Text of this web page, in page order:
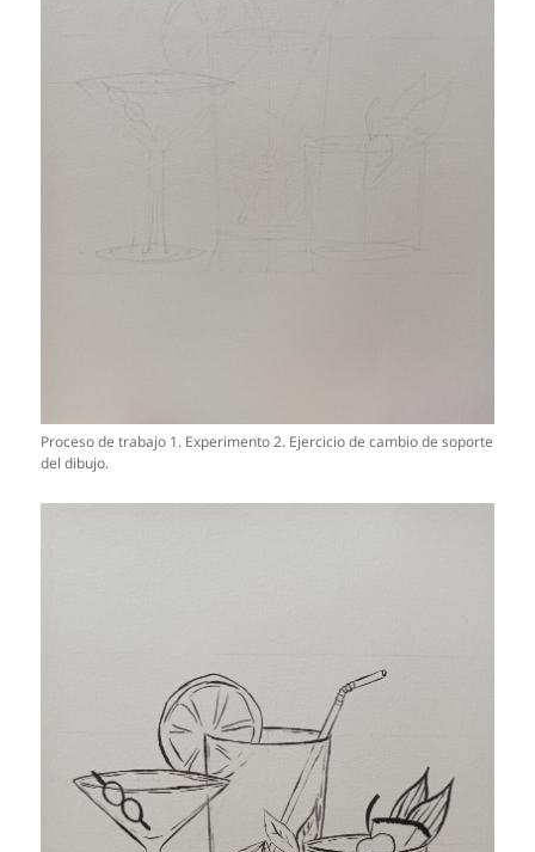
Proceso de trabajo 1. Experimento 2. Ejercicio de cambio de soporte
del dibujo.